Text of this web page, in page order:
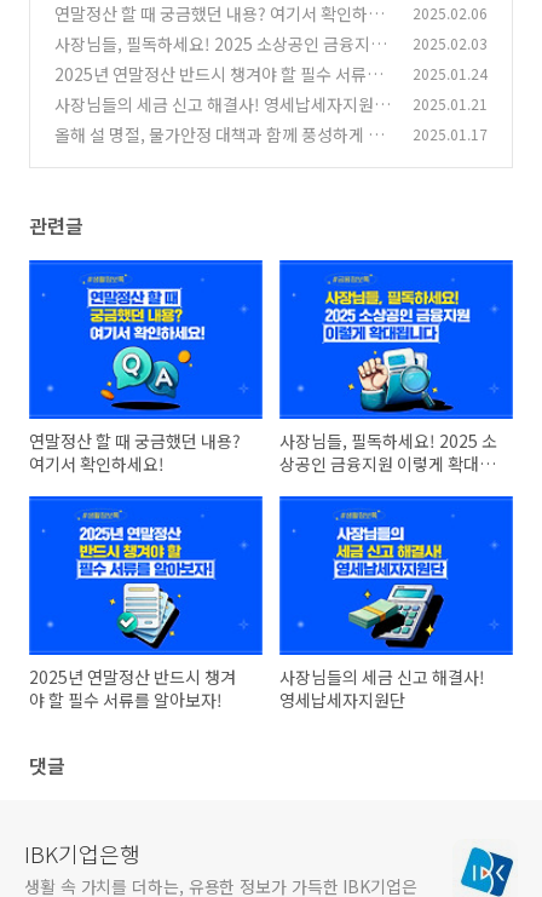
연말정산 할 때 궁금했던 내용? 여기서 확인하세
요! (1)
2025.02.06
사장님들, 필독하세요! 2025 소상공인 금융지원
이렇게 확대됩니다 (0)
2025.02.03
2025년 연말정산 반드시 챙겨야 할 필수 서류를
알아보자!
(0)
2025.01.24
사장님들의 세금 신고 해결사! 영세납세자지원단
(0)
2025.01.21
올해 설 명절, 물가안정 대책과 함께 풍성하게 준
2025.01.17
관련글
연말정산 할 때 궁금했던 내용?
여기서 확인하세요!
사장님들, 필독하세요! 2025 소
상공인 금융지원 이렇게 확대됩
2025년 연말정산 반드시 챙겨
야 할 필수 서류를 알아보자!
사장님들의 세금 신고 해결사!
영세납세자지원단
댓글
IBK기업은행
생활 속 가치를 더하는, 유용한 정보가 가득한 IBK기업은